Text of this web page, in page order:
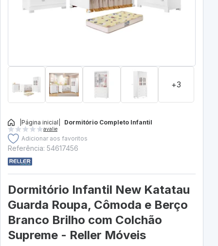
+3
Página inicial Dormitório Completo Infantil
avalie
Adicionar aos favoritos
Referência: 54617456
Dormitório Infantil New Katatau
Guarda Roupa, Cômoda e Berço
Branco Brilho com Colchão
Supreme - Reller Móveis